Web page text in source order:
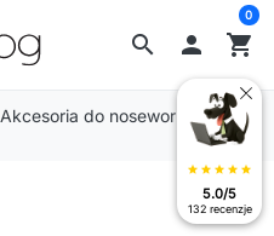
search  shopping_cart
0
Akcesoria do nosework
star star star star star
5.0/5
132 recenzje